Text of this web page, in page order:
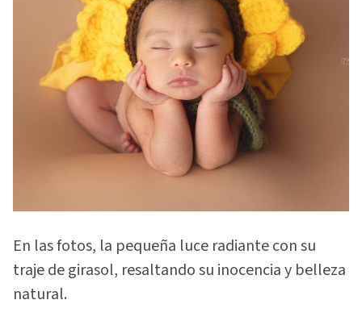
En las fotos, la pequeña luce radiante con su
traje de girasol, resaltando su inocencia y belleza
natural.